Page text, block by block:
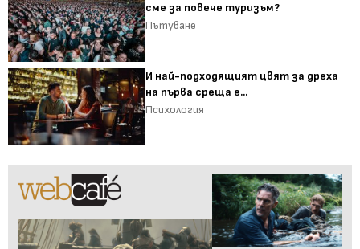
сме за повече туризъм?
Пътуване
И най-подходящият цвят за дреха
на първа среща е...
Психология